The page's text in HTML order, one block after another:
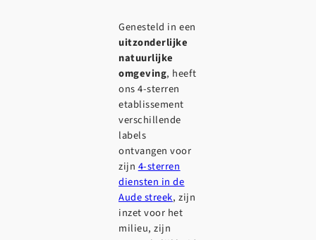
Genesteld in een
uitzonderlijke
natuurlijke
omgeving, heeft
ons 4-sterren
etablissement
verschillende
labels
ontvangen voor
zijn4-sterren
diensten in de
Aude streek, zijn
inzet voor het
milieu, zijn